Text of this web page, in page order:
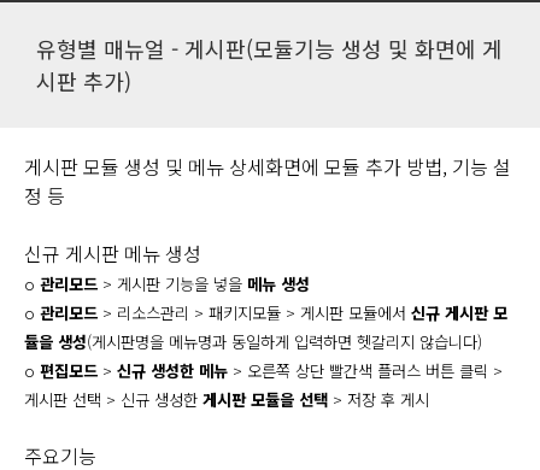
유형별 매뉴얼 - 게시판(모듈기능 생성 및 화면에 게
시판 추가)
게시판 모듈 생성 및 메뉴 상세화면에 모듈 추가 방법, 기능 설
정 등
신규 게시판 메뉴 생성
o 관리모드 > 게시판 기능을 넣을 메뉴 생성
o 관리모드 > 리소스관리 > 패키지모듈 > 게시판 모듈에서 신규 게시판 모
듈을 생성(게시판명을 메뉴명과 동일하게 입력하면 헷갈리지 않습니다)
o 편집모드 > 신규 생성한 메뉴 > 오른쪽 상단 빨간색 플러스 버튼 클릭 >
게시판 선택 > 신규 생성한 게시판 모듈을 선택 > 저장 후 게시
주요기능